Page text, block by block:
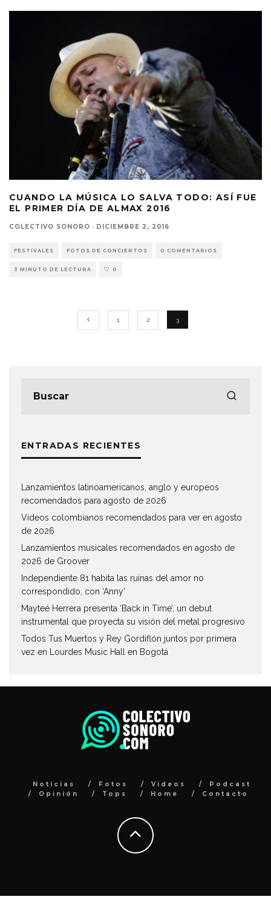
CUANDO LA MÚSICA LO SALVA TODO: ASÍ FUE
EL PRIMER DÍA DE ALMAX 2016
COLECTIVO SONORO · DICIEMBRE 2, 2016
FESTIVALES FOTOS DE CONCIERTOS 0 COMENTARIOS
3 MINUTO DE LECTURA 0
1 2 3
ENTRADAS RECIENTES
Lanzamientos latinoamericanos, anglo y europeos
recomendados para agosto de 2026
Videos colombianos recomendados para ver en agosto
de 2026
Lanzamientos musicales recomendados en agosto de
2026 de Groover
Independiente 81 habita las ruinas del amor no
correspondido, con ‘Anny’
Mayteé Herrera presenta ‘Back in Time’, un debut
instrumental que proyecta su visión del metal progresivo
Todos Tus Muertos y Rey Gordiflón juntos por primera
vez en Lourdes Music Hall en Bogotá
Noticias Fotos Videos
Podcast
Opinión
Tops Home Contacto